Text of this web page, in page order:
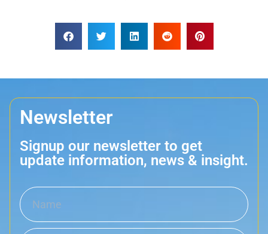
Newsletter
Signup our newsletter to get
update information, news & insight.